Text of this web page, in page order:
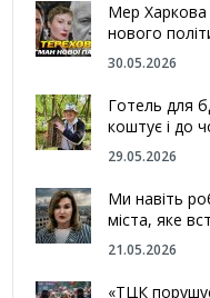
Мер
нового
30.05.2026
Готель для
коштує і до
29.05.2026
Ми навіть
міста, яке
21.05.2026
«ТЦК